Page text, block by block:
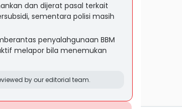
dan dijerat pasal terkait
sementara polisi masih
penyalahgunaan BBM
melapor bila menemukan
by our editorial team.